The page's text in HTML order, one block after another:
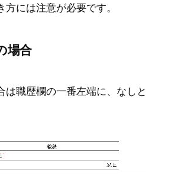
方には注意が必要です。
場合
は職歴欄の一番左端に、なしと